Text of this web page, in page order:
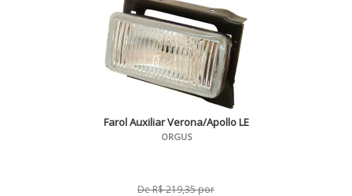
Farol Auxiliar Verona/Apollo LE
ORGUS
De R$ 219,35 por